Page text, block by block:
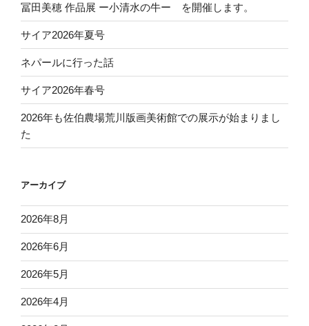
冨田美穂 作品展 ー小清水の牛ー を開催します。
サイア2026年夏号
ネパールに行った話
サイア2026年春号
2026年も佐伯農場荒川版画美術館での展示が始まりまし
た
アーカイブ
2026年8月
2026年6月
2026年5月
2026年4月